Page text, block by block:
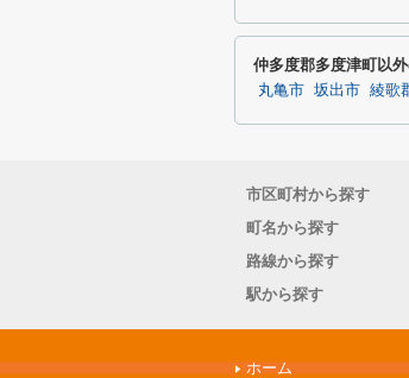
仲多度郡多度津町以
丸亀市 坂出市 綾歌
市区町村から探す
町名から探す
路線から探す
駅から探す
ホーム